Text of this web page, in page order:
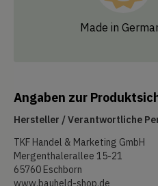
Made in
Angaben zur
Hersteller / Verantwortliche
TKF Handel & Marketing GmbH
Mergenthalerallee 15-21
65760 Eschborn
www.bauheld-shop.de